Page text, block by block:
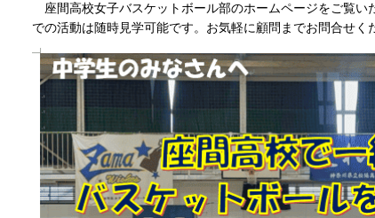
座間高校女子バスケットボール部のホームページをご覧い
での活動は随時見学可能です。お気軽に顧問までお問合せく